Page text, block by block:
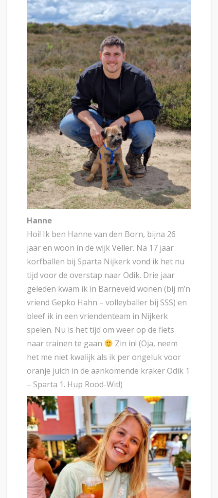
Hanne
Hoi! Ik ben Hanne van den Born, bijna 26
jaar en woon in de wijk Veller. Na 17 jaar
korfballen bij Sparta Nijkerk vond ik het nu
tijd voor de overstap naar Odik. Drie jaar
geleden kwam ik in Barneveld wonen (bij m’n
vriend Gepko Hahn – volleyballer bij SSS) en
bleef ik in een vriendenteam in Nijkerk
spelen. Nu is het tijd om weer op de fiets
naar trainen te gaan
Zin in! (Oja, neem
het me niet kwalijk als ik per ongeluk voor
oranje juich in de aankomende kraker Odik 1
– Sparta 1. Hup Rood-Wit!)